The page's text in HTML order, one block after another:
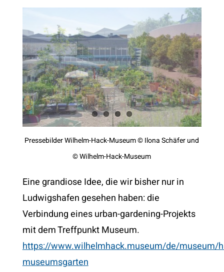
Pressebilder Wilhelm-Hack-Museum © Ilona Schäfer und
© Wilhelm-Hack-Museum
Eine grandiose Idee, die wir bisher nur in
Ludwigshafen gesehen haben: die
Verbindung eines urban-gardening-Projekts
mit dem Treffpunkt Museum.
https://www.wilhelmhack.museum/de/museum/
museumsgarten